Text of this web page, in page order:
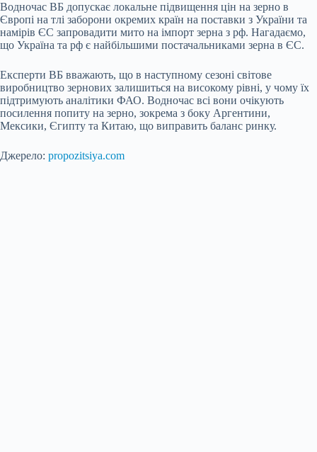
Водночас ВБ допускає локальне підвищення цін на зерно в
Європі на тлі заборони окремих країн на поставки з України та
намірів ЄС запровадити мито на імпорт зерна з рф. Нагадаємо,
що Україна та рф є найбільшими постачальниками зерна в ЄС.
Експерти ВБ вважають, що в наступному сезоні світове
виробництво зернових залишиться на високому рівні, у чому їх
підтримують аналітики ФАО. Водночас всі вони очікують
посилення попиту на зерно, зокрема з боку Аргентини,
Мексики, Єгипту та Китаю, що виправить баланс ринку.
Джерело: propozitsiya.com